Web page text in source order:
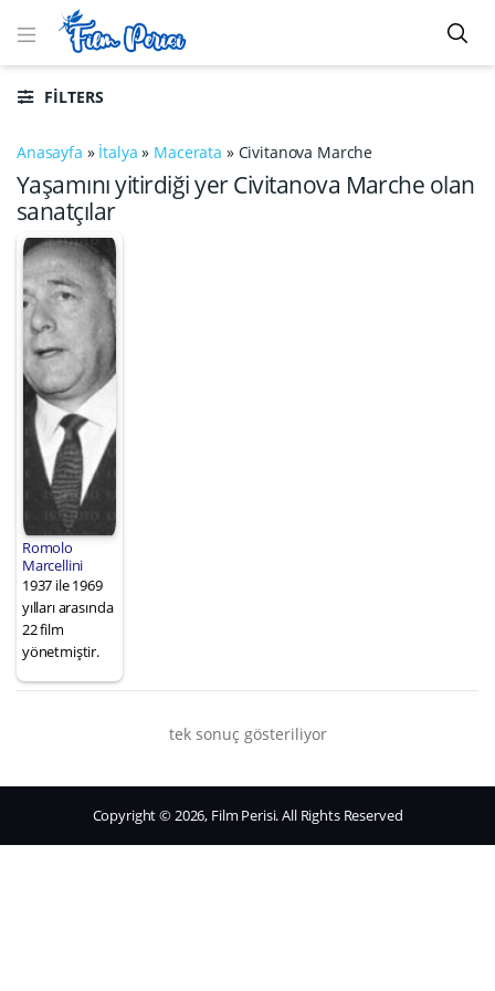
FILTERS
Anasayfa » İtalya » Macerata » Civitanova Marche
Yaşamını yitirdiği yer Civitanova Marche olan
sanatçılar
Romolo
Marcellini
1937 ile 1969
yılları arasında
22 film
yönetmiştir.
tek sonuç gösteriliyor
Copyright © 2026, Film Perisi. All Rights Reserved